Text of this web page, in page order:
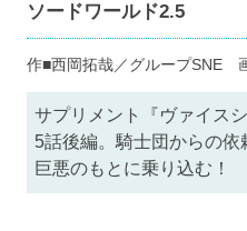
ソードワールド2.5
作■西岡拓哉／グループSNE
サプリメント『ヴァイス
5話後編。騎士団からの
巨悪のもとに乗り込む！